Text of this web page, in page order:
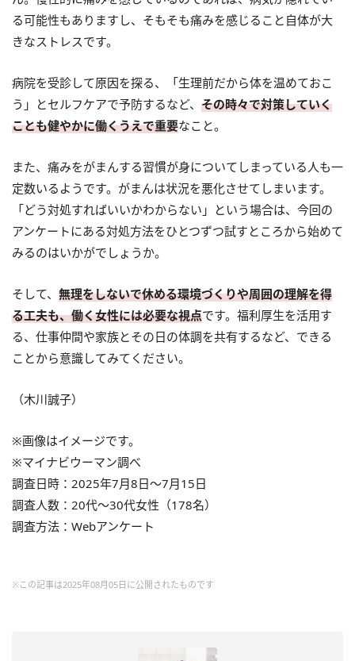
る可能性もありますし、そもそも痛みを感じること自体が大
きなストレスです。
病院を受診して原因を探る、「生理前だから体を温めておこ
う」とセルフケアで予防するなど、 その時々で対策していく
ことも健やかに働くうえで重要なこと。
また、痛みをがまんする習慣が身についてしまっている人も一
定数いるようです。がまんは状況を悪化させてしまいます。
「どう対処すればいいかわからない」という場合は、今回の
アンケートにある対処方法をひとつずつ試すところから始めて
みるのはいかがでしょうか。
そして、 無理をしないで休める環境づくりや周囲の理解を得
る工夫も、働く女性には必要な視点です。福利厚生を活用す
る、仕事仲間や家族とその日の体調を共有するなど、できる
ことから意識してみてください。
（木川誠子）
※画像はイメージです。
※マイナビウーマン調べ
調査日時：2025年7月8日～7月15日
調査人数：20代～30代女性（178名）
調査方法：Webアンケート
※この記事は2025年08月05日に公開されたものです